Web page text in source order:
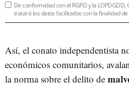
De conformidad con el RGPD y la LOPDGDD,
tratará los datos facilitados con la finalidad
Así, el conato independentista
económicos comunitarios,
la norma sobre el delito de